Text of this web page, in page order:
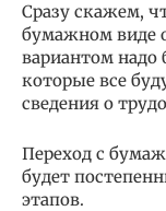
Сразу скажем,
бумажном виде
вариантом надо
которые все
сведения о
Переход с
будет
этапов.